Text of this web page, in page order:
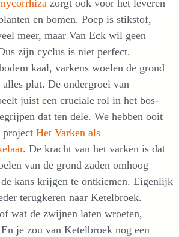
zorgt ook voor het leveren
en bomen. Poep is stikstof,
meer, maar Van Eck wil geen
zijn cyclus is niet perfect.
kaal, varkens woelen de grond
plat. De ondergroei van
juist een cruciale rol in het bos-
dat ten dele. We hebben ooit
project Het Varken als
. De kracht van het varken is dat
van de grond zaden omhoog
kans krijgen te ontkiemen. Eigenlijk
terugkeren naar Ketelbroek.
wat de zwijnen laten wroeten,
je zou van Ketelbroek nog een